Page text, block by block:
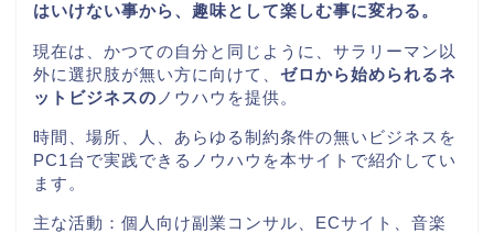
はいけない事から、趣味として楽しむ事に変わる。
現在は、かつての自分と同じように、サラリーマン以
外に選択肢が無い方に向けて、 ゼロから始められるネ
ットビジネスの ノウハウを提供。
時間、場所、人、あらゆる制約条件の無いビジネスを
PC1台で実践できるノウハウを本サイトで紹介してい
ます。
主な活動：個人向け副業コンサル、ECサイト、音楽